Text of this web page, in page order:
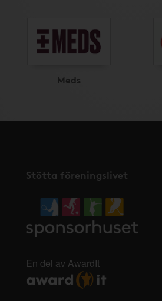
Meds
Stötta föreningslivet
En del av AwardIt